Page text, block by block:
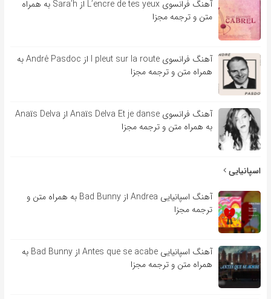
آهنگ فرانسوی L’encre de tes yeux از Sara’h به همراه
متن و ترجمه مجزا
آهنگ فرانسوی l pleut sur la route از André Pasdoc به
همراه متن و ترجمه مجزا
آهنگ فرانسوی Anaïs Delva Et je danse از Anaïs Delva
به همراه متن و ترجمه مجزا
اسپانیایی
آهنگ اسپانیایی Andrea از Bad Bunny به همراه متن و
ترجمه مجزا
آهنگ اسپانیایی Antes que se acabe از Bad Bunny به
همراه متن و ترجمه مجزا